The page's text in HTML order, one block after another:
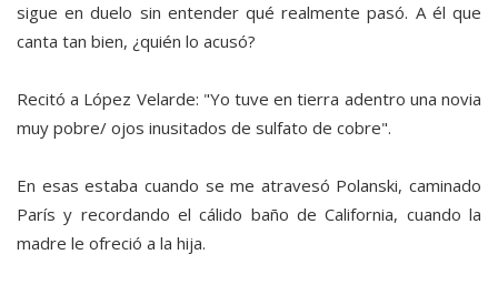
sigue en duelo sin entender qué realmente pasó. A él que
canta tan bien, ¿quién lo acusó?
Recitó a López Velarde: "Yo tuve en tierra adentro una novia
muy pobre/ ojos inusitados de sulfato de cobre".
En esas estaba cuando se me atravesó Polanski, caminado
París y recordando el cálido baño de California, cuando la
madre le ofreció a la hija.